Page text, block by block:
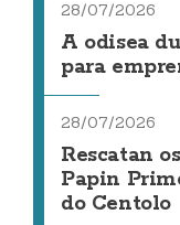
28/07/2026
A odisea
para
28/07/2026
Rescatan
Papin
do Centolo